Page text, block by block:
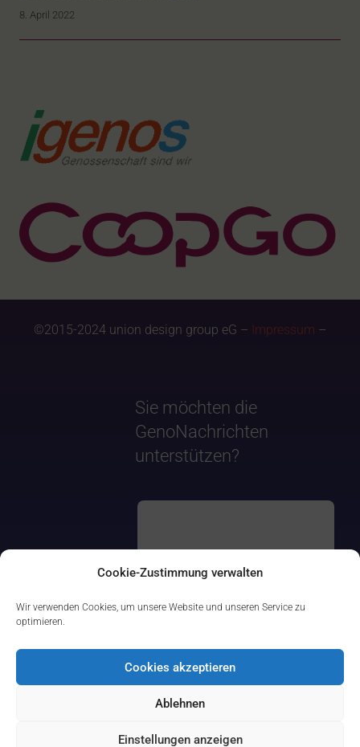
Cookie-Zustimmung verwalten
Wir verwenden Cookies, um unsere Website und unseren Service zu
optimieren.
Cookies akzeptieren
Ablehnen
Einstellungen anzeigen
8. April 2022
©2015-2024 union design group eG – Impressum –
Sie möchten die
GenoNachrichten
unterstützen?